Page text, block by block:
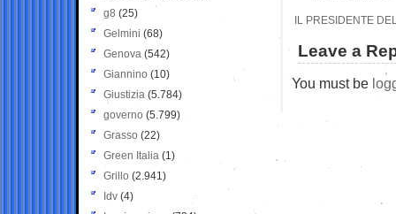
IL PRESIDENTE
Leave a
You must be
g8 (25)
Gelmini (68)
Genova (542)
Giannino (10)
Giustizia (5.784)
governo (5.799)
Grasso (22)
Green Italia (1)
Grillo (2.941)
Idv (4)